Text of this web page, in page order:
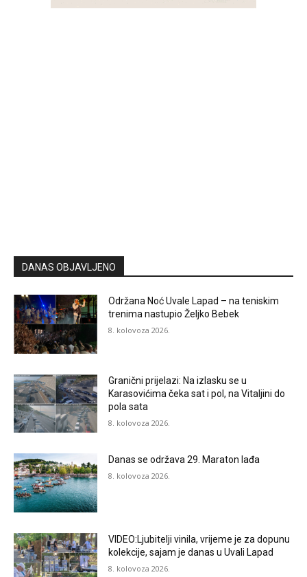
DANAS OBJAVLJENO
Održana Noć Uvale Lapad – na teniskim
trenima nastupio Željko Bebek
8. kolovoza 2026.
Granični prijelazi: Na izlasku se u
Karasovićima čeka sat i pol, na Vitaljini do
pola sata
8. kolovoza 2026.
Danas se održava 29. Maraton lađa
8. kolovoza 2026.
VIDEO:Ljubitelji vinila, vrijeme je za dopunu
kolekcije, sajam je danas u Uvali Lapad
8. kolovoza 2026.